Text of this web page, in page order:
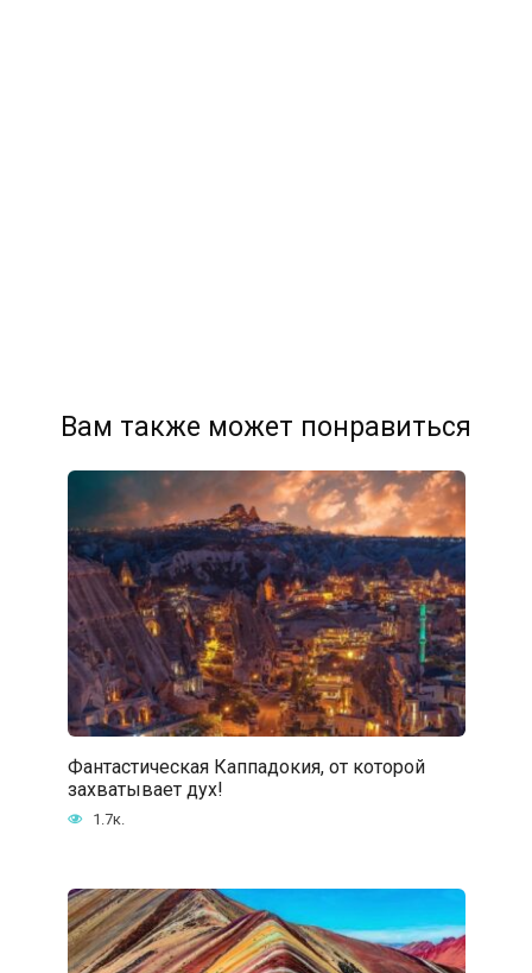
Вам также может понравиться
Фантастическая Каппадокия, от которой
захватывает дух!
1.7к.